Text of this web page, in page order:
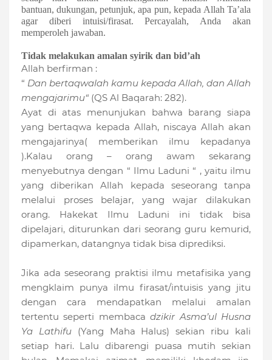
bantuan, dukungan, petunjuk, apa pun, kepada Allah Ta’ala
agar diberi intuisi/firasat. Percayalah, Anda akan
memperoleh jawaban.
Tidak melakukan amalan syirik dan bid’ah
Allah berfirman :
“ Dan bertaqwalah kamu kepada Allah, dan Allah
mengajarimu“ (QS Al Baqarah: 282).
Ayat di atas menunjukan bahwa barang siapa
yang bertaqwa kepada Allah, niscaya Allah akan
mengajarinya( memberikan ilmu kepadanya
).Kalau orang – orang awam sekarang
menyebutnya dengan “ Ilmu Laduni “ , yaitu ilmu
yang diberikan Allah kepada seseorang tanpa
melalui proses belajar, yang wajar dilakukan
orang. Hakekat Ilmu Laduni initidak bisa
dipelajari, diturunkan dari seorang guru kemurid,
dipamerkan, datangnya tidak bisa diprediksi.
Jika ada seseorang praktisi ilmu metafisika yang
mengklaim punya ilmu firasat/intuisis yang jitu
dengan cara mendapatkan melalui amalan
tertentu seperti membacadzikir Asma’ul Husna
Ya Lathifu(Yang Maha Halus) sekian ribu kali
setiap hari. Lalu dibarengi puasa mutih sekian